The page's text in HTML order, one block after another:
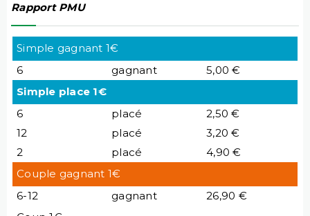
Rapport PMU
Simple gagnant 1€
6
gagnant
5,00 €
Simple place 1€
6
placé
2,50 €
12
placé
3,20 €
2
placé
4,90 €
Couple gagnant 1€
6-12
gagnant
26,90 €